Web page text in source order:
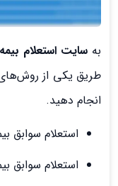
به سایت استعلام
طریق یکی از
انجام دهید.
استعلام سوابق
استعلام سوابق